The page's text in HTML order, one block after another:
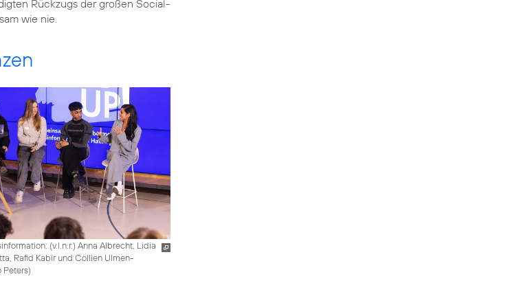
Rückzugs der großen Social-
wie nie.
(v.l.n.r.) Anna Albrecht, Lidia
Rafid Kabir und Collien Ulmen-
Peters)